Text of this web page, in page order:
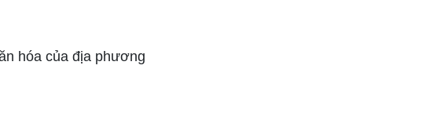
hóa của địa phương